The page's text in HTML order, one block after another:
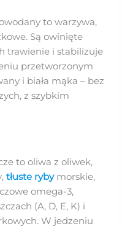
to warzywa,
Są owinięte
trawienie i stabilizuje
przetworzonym
i biała mąka – bez
z szybkim
to oliwa z oliwek,
tłuste rybymorskie,
omega-3,
(A, D, E, K) i
W jedzeniu